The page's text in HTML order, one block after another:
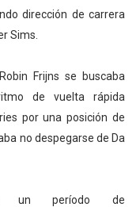
dirección de carrera
Sims.
Frijns se buscaba
de vuelta rápida
por una posición de
no despegarse de Da
un período de